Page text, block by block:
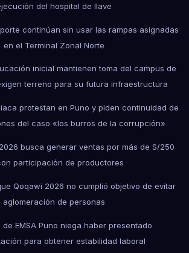
del hospital de Ilave
continúan sin usar las rampas asignadas
en el Terminal Zonal Norte
inicial mantienen toma del campus de
terreno para su futura infraestructura
protestan en Puno y piden continuidad de
del caso «los burros de la corrupción»
2026 busca generar ventas por más de S/250
participación de productores
Qoqawi 2026 no cumplió objetivo de evitar
aglomeración de personas
EMSA Puno niega haber presentado
para obtener estabilidad laboral